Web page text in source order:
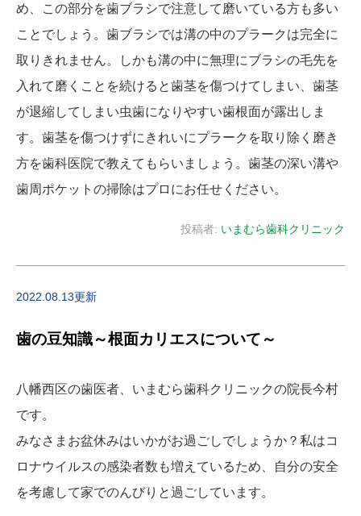
め、この部分を歯ブラシで注意して磨いている方も多い
ことでしょう。歯ブラシでは溝の中のプラークは完全に
取りきれません。しかも溝の中に無理にブラシの毛先を
入れて磨くことを続けると歯茎を傷つけてしまい、歯茎
が退縮してしまい虫歯になりやすい歯根面が露出しま
す。歯茎を傷つけずにきれいにプラークを取り除く磨き
方を歯科医院で教えてもらいましょう。歯茎の深い溝や
歯周ポケットの掃除はプロにお任せください。
投稿者: いまむら歯科クリニック
2022.08.13更新
歯の豆知識～根面カリエスについて～
八幡西区の歯医者、いまむら歯科クリニックの院長今村
です。
みなさまお盆休みはいかがお過ごしでしょうか？私はコ
ロナウイルスの感染者数も増えているため、自分の安全
を考慮して家でのんびりと過ごしています。